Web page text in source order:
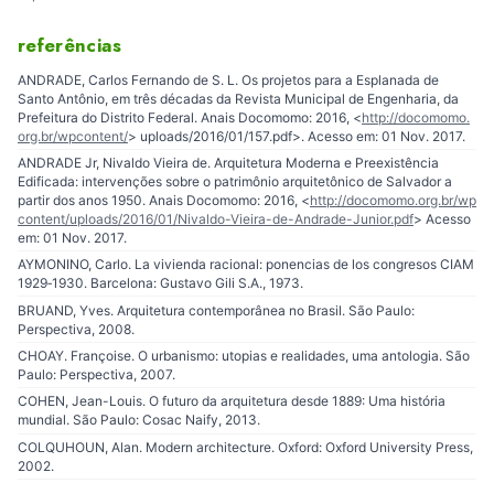
referências
ANDRADE, Carlos Fernando de S. L. Os projetos para a Esplanada de
Santo Antônio, em três décadas da Revista Municipal de Engenharia, da
Prefeitura do Distrito Federal. Anais Docomomo: 2016, <http://docomomo.
org.br/wpcontent/> uploads/2016/01/157.pdf>. Acesso em: 01 Nov. 2017.
ANDRADE Jr, Nivaldo Vieira de. Arquitetura Moderna e Preexistência
Edificada: intervenções sobre o patrimônio arquitetônico de Salvador a
partir dos anos 1950. Anais Docomomo: 2016, <http://docomomo.org.br/wp
content/uploads/2016/01/Nivaldo-Vieira-de-Andrade-Junior.pdf> Acesso
em: 01 Nov. 2017.
AYMONINO, Carlo. La vivienda racional: ponencias de los congresos CIAM
1929‐1930. Barcelona: Gustavo Gili S.A., 1973.
BRUAND, Yves. Arquitetura contemporânea no Brasil. São Paulo:
Perspectiva, 2008.
CHOAY. Françoise. O urbanismo: utopias e realidades, uma antologia. São
Paulo: Perspectiva, 2007.
COHEN, Jean-Louis. O futuro da arquitetura desde 1889: Uma história
mundial. São Paulo: Cosac Naify, 2013.
COLQUHOUN, Alan. Modern architecture. Oxford: Oxford University Press,
2002.